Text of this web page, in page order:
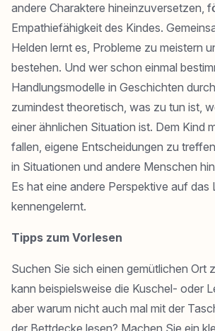
andere Charaktere hineinzuversetzen,
Empathiefähigkeit des Kindes.
Helden lernt es, Probleme zu meistern
bestehen. Und wer schon einmal
Handlungsmodelle in Geschichten
zumindest theoretisch, was zu tun ist,
einer ähnlichen Situation ist. Dem Kind
fallen, eigene Entscheidungen zu
in Situationen und andere Menschen
Es hat eine andere Perspektive auf das
kennengelernt.
Tipps zum Vorlesen
Suchen Sie sich einen gemütlichen Ort
kann beispielsweise die Kuschel- oder
aber warum nicht auch mal mit der
der Bettdecke lesen? Machen Sie ein